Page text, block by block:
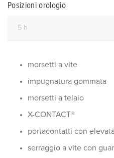
Posizioni orologio
morsetti a vite
impugnatura gommata
morsetti a telaio
X-CONTACT®
portacontatti con
serraggio a vite con